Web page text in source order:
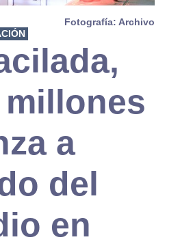
Fotografía: Archivo
a
del
en